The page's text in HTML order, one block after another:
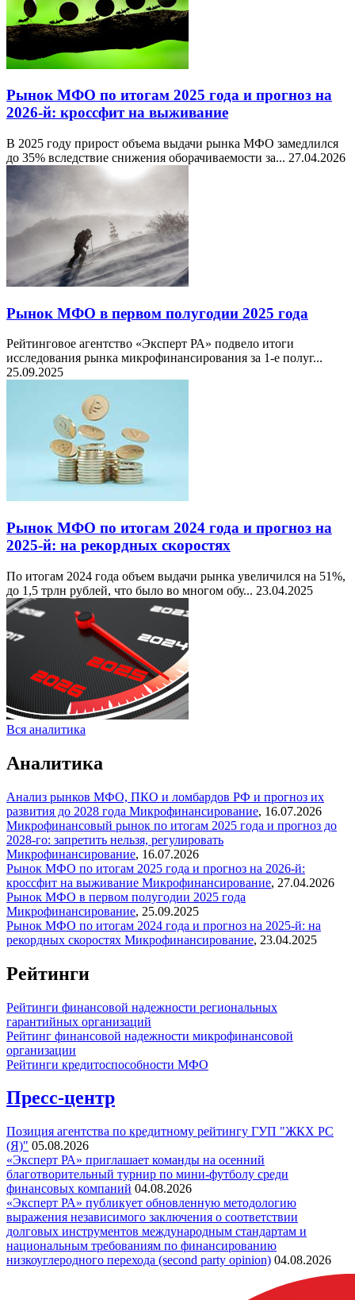
Рынок МФО по итогам 2025 года и прогноз на
2026-й: кроссфит на выживание
В 2025 году прирост объема выдачи рынка МФО замедлился
до 35% вследствие снижения оборачиваемости за... 27.04.2026
Рынок МФО в первом полугодии 2025 года
Рейтинговое агентство «Эксперт РА» подвело итоги
исследования рынка микрофинансирования за 1-е полуг...
25.09.2025
Рынок МФО по итогам 2024 года и прогноз на
2025-й: на рекордных скоростях
По итогам 2024 года объем выдачи рынка увеличился на 51%,
до 1,5 трлн рублей, что было во многом обу... 23.04.2025
Вся аналитика
Аналитика
Анализ рынков МФО, ПКО и ломбардов РФ и прогноз их
развития до 2028 года Микрофинансирование, 16.07.2026
Микрофинансовый рынок по итогам 2025 года и прогноз до
2028-го: запретить нельзя, регулировать
Микрофинансирование, 16.07.2026
Рынок МФО по итогам 2025 года и прогноз на 2026-й:
кроссфит на выживание Микрофинансирование, 27.04.2026
Рынок МФО в первом полугодии 2025 года
Микрофинансирование, 25.09.2025
Рынок МФО по итогам 2024 года и прогноз на 2025-й: на
рекордных скоростях Микрофинансирование, 23.04.2025
Рейтинги
Рейтинги финансовой надежности региональных
гарантийных организаций
Рейтинг финансовой надежности микрофинансовой
организации
Рейтинги кредитоспособности МФО
Пресс-центр
Позиция агентства по кредитному рейтингу ГУП "ЖКХ РС
(Я)" 05.08.2026
«Эксперт РА» приглашает команды на осенний
благотворительный турнир по мини-футболу среди
финансовых компаний 04.08.2026
«Эксперт РА» публикует обновленную методологию
выражения независимого заключения о соответствии
долговых инструментов международным стандартам и
национальным требованиям по финансированию
низкоуглеродного перехода (second party opinion) 04.08.2026